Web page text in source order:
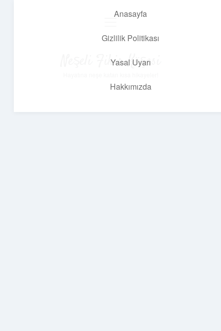
Anasayfa
Gizlilik Politikası
Yasal Uyarı
Hakkımızda
Neşeli Fikir Köşesi